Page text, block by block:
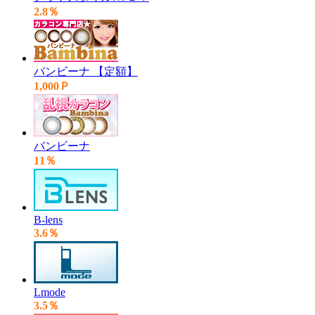
2.8％
バンビーナ 【定額】
1,000Ｐ
バンビーナ
11％
B-lens
3.6％
Lmode
3.5％